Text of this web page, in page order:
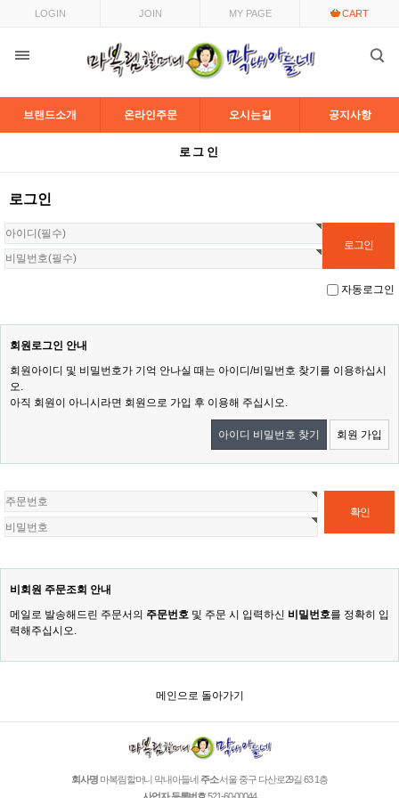
LOGIN JOIN MY PAGE CART
브랜드소개 온라인주문 오시는길 공지사항
로그인
로그인
자동로그인
회원로그인 안내
회원아이디 및 비밀번호가 기억 안나실 때는 아이디/비밀번호 찾기를 이용하십시
오.
아직 회원이 아니시라면 회원으로 가입 후 이용해 주십시오.
아이디 비밀번호 찾기 회원 가입
비회원 주문조회 안내
메일로 발송해드린 주문서의 주문번호 및 주문 시 입력하신 비밀번호를 정확히 입
력해주십시오.
메인으로 돌아가기
회사명 마복림할머니 막내아들네 주소서울 중구 다산로29길 63 1층